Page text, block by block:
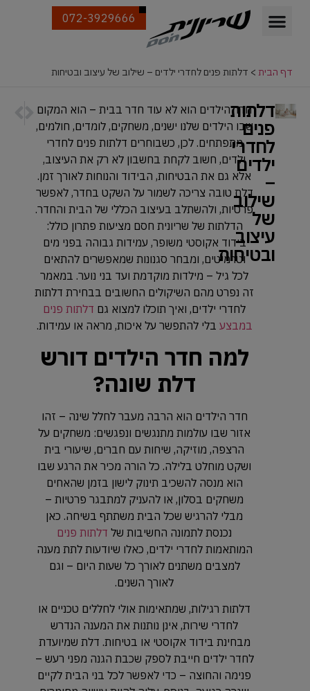
072-3929666
דף הבית > דלתות פנים לחדרי ילדים – שילוב של עיצוב ובטיחות
דלתות
פנים
לחדרי
ילדים
–
שילוב
של
עיצוב
ובטיחות
חדר הילדים הוא לא עוד חדר בבית – הוא המקום
שבו הילדים שלנו ישנים, משחקים, לומדים, חולמים,
מתפתחים. לכן, כשבוחרים דלתות פנים לחדרי
ילדים, חשוב לקחת בחשבון לא רק את העיצוב,
אלא גם את הבטיחות, הבידוד והנוחות לאורך זמן.
דלת טובה צריכה לשמור על השקט בחדר, לאפשר
פרטיות, ולהשתלב בעיצוב הכללי של הבית והחדר.
הדלתות של שריונית חסם מציעות פתרון כולל:
בידוד אקוסטי משופר, עמידות גבוהה בפני מים
וטרמיטים, ומבחר סגנונות שמאפשרים להתאים
לכל גיל – מילדות מוקדמת ועד בני נוער. במאמר
זה נפרט מהם השיקולים החשובים בבחירת דלתות
לחדרי ילדים, ואיך תוכלו למצוא גם דלתות פנים
במבצע בלי להתפשר על איכות, מראה או עמידות.
למה חדר הילדים דורש
דלת שונה?
חדר הילדים הוא הרבה מעבר לחלל שינה – זהו
אזור שבו עולמות מתנגשים ונפגשים: משחקים על
הרצפה, מוזיקה, שיחות עם חברים, שיעורי בית
ושקט מוחלט בלילה. כל הורה מכיר את הרגע שבו
הוא מנסה להשכיב תינוק לישון בזמן שהאחים
משחקים בסלון, או להעניק למתבגר פרטיות –
מבלי להרגיש שכל הבית משתתף בשיחה. כאן
נכנסת לתמונה החשיבות של דלתות פנים
המותאמות לחדרי ילדים, כאלו שיודעות לתת מענה
למצבים משתנים לאורך כל שעות היום – וגם
לאורך השנים.
דלתות רגילות, שמתאימות אולי לחללים טכניים או
לחדרי שירות, אינן נותנות את המענה הנדרש
מבחינת בידוד אקוסטי או בטיחות. דלת שמיועדת
לחדר ילדים חייבת לספק שכבת הגנה מפני רעש –
פנימה והחוצה – כדי לאפשר לכל בני הבית לקיים